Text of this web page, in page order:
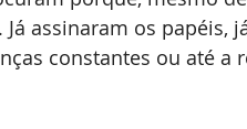
assinaram os
constantes ou até a